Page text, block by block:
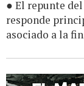
● El repunte
responde
asociado a la